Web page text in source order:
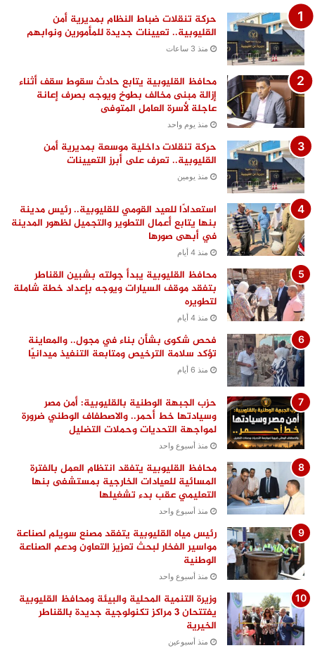
حركة تنقلات ضباط النظام بمديرية أمن
القليوبية.. تعيينات جديدة للمأمورين ونوابهم
منذ 3 ساعات
محافظ القليوبية يتابع حادث سقوط سقف أثناء
إزالة مبنى مخالف بطوخ ويوجه بصرف إعانة
عاجلة لأسرة العامل المتوفى
منذ يوم واحد
حركة تنقلات داخلية موسعة بمديرية أمن
القليوبية.. تعرف على أبرز التعيينات
منذ يومين
استعدادًا للعيد القومي للقليوبية.. رئيس مدينة
بنها يتابع أعمال التطوير والتجميل لظهور المدينة
في أبهى صورها
منذ 4 أيام
محافظ القليوبية يبدأ جولته بشبين القناطر
بتفقد موقف السيارات ويوجه بإعداد خطة شاملة
لتطويره
منذ 4 أيام
فحص شكوى بشأن بناء في مجول.. والمعاينة
تؤكد سلامة الترخيص ومتابعة التنفيذ ميدانيًا
منذ 6 أيام
حزب الجبهة الوطنية بالقليوبية: أمن مصر
وسيادتها خط أحمر.. والاصطفاف الوطني ضرورة
لمواجهة التحديات وحملات التضليل
منذ أسبوع واحد
محافظ القليوبية يتفقد انتظام العمل بالفترة
المسائية للعيادات الخارجية بمستشفى بنها
التعليمي عقب بدء تشغيلها
منذ أسبوع واحد
رئيس مياه القليوبية يتفقد مصنع سويلم لصناعة
مواسير الفخار لبحث تعزيز التعاون ودعم الصناعة
الوطنية
منذ أسبوع واحد
وزيرة التنمية المحلية والبيئة ومحافظ القليوبية
يفتتحان 3 مراكز تكنولوجية جديدة بالقناطر
الخيرية
منذ أسبوعين